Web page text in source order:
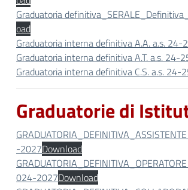
Graduatoria
oad
Graduatoria interna definitiva A.A. a.s. 24-
Graduatoria interna definitiva A.T. a.s. 24-
Graduatoria interna definitiva C.S. a.s. 24-
Graduatorie di
-2027Download
024-2027Download